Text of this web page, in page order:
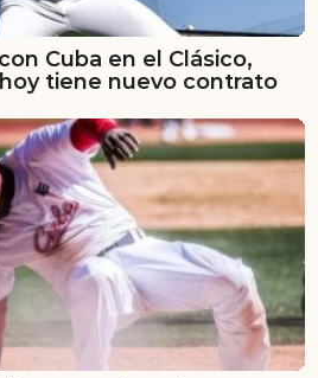
Cuba en el Clásico,
tiene nuevo contrato